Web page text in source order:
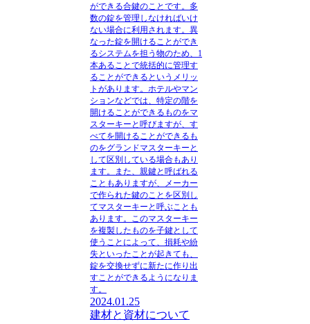
ができる合鍵のことです。多
数の錠を管理しなければいけ
ない場合に利用されます。異
なった錠を開けることができ
るシステムを担う物のため、1
本あることで統括的に管理す
ることができるというメリッ
トがあります。ホテルやマン
ションなどでは、特定の階を
開けることができるものをマ
スターキーと呼びますが、す
べてを開けることができるも
のをグランドマスターキーと
して区別している場合もあり
ます。また、親鍵と呼ばれる
こともありますが、メーカー
で作られた鍵のことを区別し
てマスターキーと呼ぶことも
あります。このマスターキー
を複製したものを子鍵として
使うことによって、損耗や紛
失といったことが起きても、
錠を交換せずに新たに作り出
すことができるようになりま
す。
2024.01.25
建材と資材について